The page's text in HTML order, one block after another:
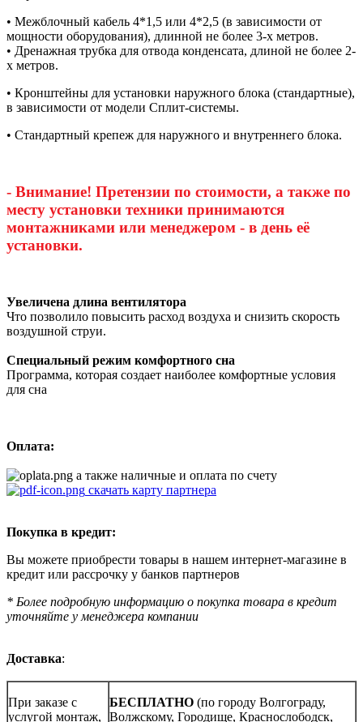
• Межблочный кабель 4*1,5 или 4*2,5 (в зависимости от
мощности оборудования), длинной не более 3-х метров.
• Дренажная трубка для отвода конденсата, длиной не более 2-
х метров.
• Кронштейны для установки наружного блока (стандартные),
в зависимости от модели Сплит-системы.
• Стандартный крепеж для наружного и внутреннего блока.
- Внимание! Претензии по стоимости, а также по
месту установки техники принимаются
монтажниками или менеджером - в день её
установки.
Увеличена длина вентилятора
Что позволило повысить расход воздуха и снизить скорость
воздушной струи.
Специальный режим комфортного сна
Программа, которая создает наиболее комфортные условия
для сна
Оплата:
а также наличные и оплата по счету
скачать карту партнера
Покупка в кредит:
Вы можете приобрести товары в нашем интернет-магазине в
кредит или рассрочку у банков партнеров
* Более подробную информацию о покупка товара в кредит
уточняйте у менеджера компании
Доставка:
При заказе с
услугой монтаж,
БЕСПЛАТНО (по городу Волгограду,
Волжскому, Городище, Краснослободск,